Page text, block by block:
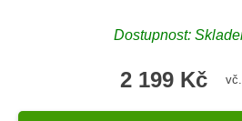
Dostupnost:
2 199 Kč